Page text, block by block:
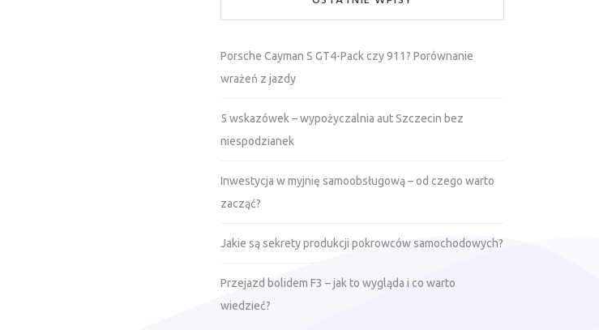
Porsche Cayman S GT4-Pack czy 911? Porównanie
wrażeń z jazdy
5 wskazówek – wypożyczalnia aut Szczecin bez
niespodzianek
Inwestycja w myjnię samoobsługową – od czego warto
zacząć?
Jakie są sekrety produkcji pokrowców samochodowych?
Przejazd bolidem F3 – jak to wygląda i co warto
wiedzieć?